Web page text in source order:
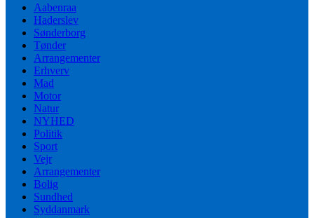
Aabenraa
Haderslev
Sønderborg
Tønder
Arrangementer
Erhverv
Mad
Motor
Natur
NYHED
Politik
Sport
Vejr
Arrangementer
Bolig
Sundhed
Syddanmark